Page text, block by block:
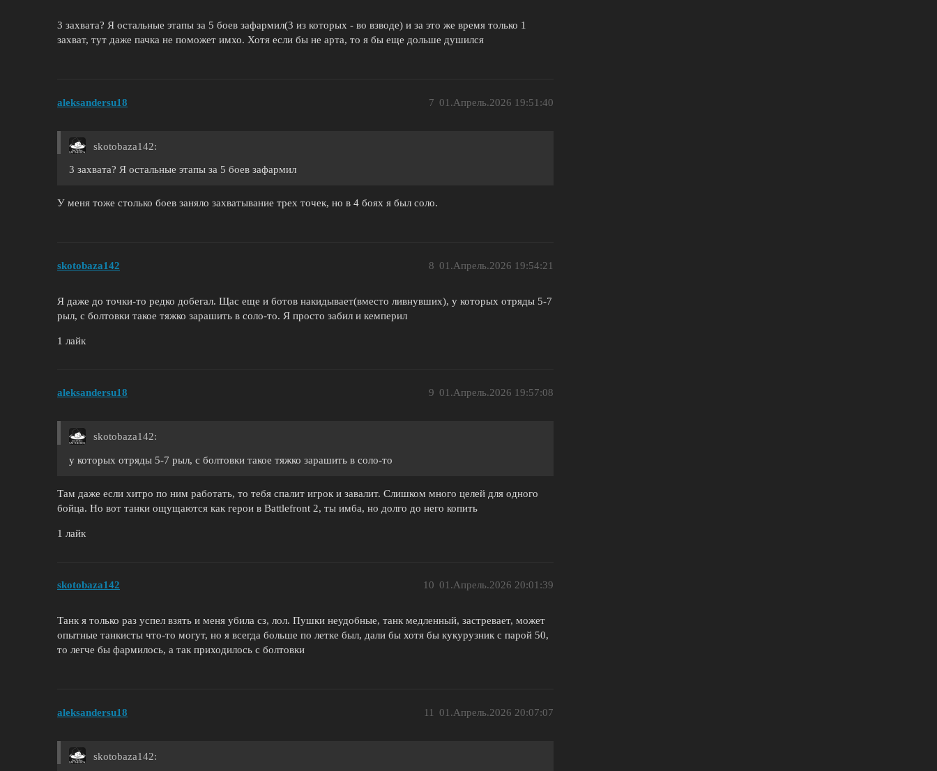
3 захвата? Я остальные этапы за 5 боев зафармил(3 из которых - во взводе) и за это же время только 1
захват, тут даже пачка не поможет имхо. Хотя если бы не арта, то я бы еще дольше душился
aleksandersu18 01.Апрель.2026 19:51:40
7
skotobaza142:
3 захвата? Я остальные этапы за 5 боев зафармил
У меня тоже столько боев заняло захватывание трех точек, но в 4 боях я был соло.
skotobaza142 01.Апрель.2026 19:54:21
8
Я даже до точки-то редко добегал. Щас еще и ботов накидывает(вместо ливнувших), у которых отряды 5-7
рыл, с болтовки такое тяжко зарашить в соло-то. Я просто забил и кемперил
1 лайк
aleksandersu18 01.Апрель.2026 19:57:08
9
skotobaza142:
у которых отряды 5-7 рыл, с болтовки такое тяжко зарашить в соло-то
Там даже если хитро по ним работать, то тебя спалит игрок и завалит. Слишком много целей для одного
бойца. Но вот танки ощущаются как герои в Battlefront 2, ты имба, но долго до него копить
1 лайк
skotobaza142 01.Апрель.2026 20:01:39
10
Танк я только раз успел взять и меня убила сз, лол. Пушки неудобные, танк медленный, застревает, может
опытные танкисты что-то могут, но я всегда больше по летке был, дали бы хотя бы кукурузник с парой 50,
то легче бы фармилось, а так приходилось с болтовки
aleksandersu18 01.Апрель.2026 20:07:07
11
skotobaza142: